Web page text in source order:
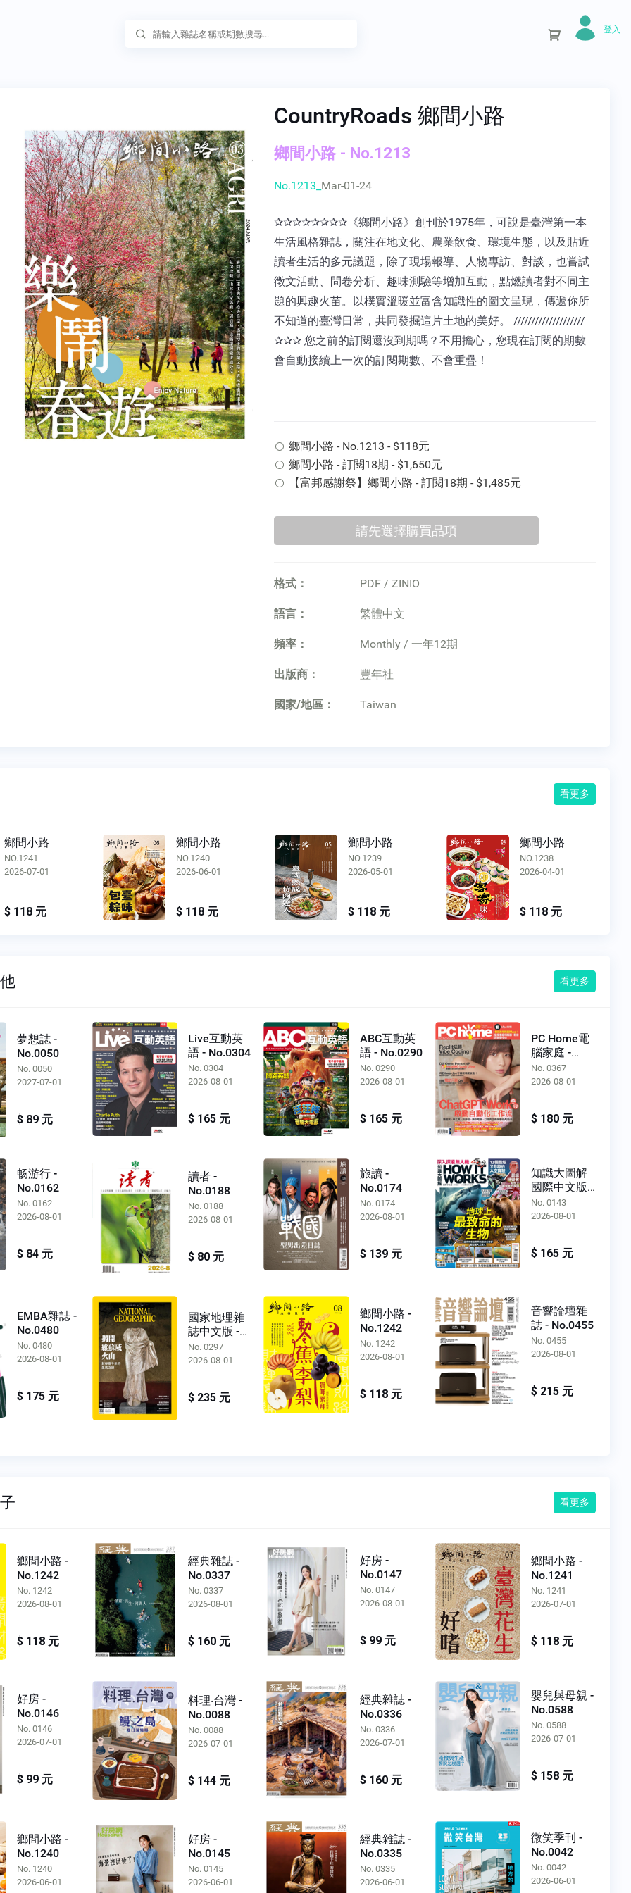
登入
CountryRoads 鄉間小路
鄉間小路 - No.1213
No.1213_ Mar-01-24
✰✰✰✰✰✰✰✰《鄉間小路》創刊於1975年，可說是臺灣第一本
生活風格雜誌，關注在地文化、農業飲食、環境生態，以及貼近
讀者生活的多元議題，除了現場報導、人物專訪、對談，也嘗試
徵文活動、問卷分析、趣味測驗等增加互動，點燃讀者對不同主
題的興趣火苗。以樸實溫暖並富含知識性的圖文呈現，傳遞你所
不知道的臺灣日常，共同發掘這片土地的美好。 ////////////////////
✰✰✰ 您之前的訂閱還沒到期嗎？不用擔心，您現在訂閱的期數
會自動接續上一次的訂閱期數、不會重疊！
鄉間小路 - No.1213 - $118元
鄉間小路 - 訂閱18期 - $1,650元
【富邦感謝祭】鄉間小路 - 訂閱18期 - $1,485元
格式： PDF / ZINIO
語言： 繁體中文
頻率： Monthly / 一年12期
出版商： 豐年社
國家/地區： Taiwan
看更多
鄉間小路
NO.1241
2026-07-01
$ 118 元
鄉間小路
NO.1240
2026-06-01
$ 118 元
鄉間小路
NO.1239
2026-05-01
$ 118 元
鄉間小路
NO.1238
2026-04-01
$ 118 元
看更多
夢想誌 -
No.0050
No. 0050
2027-07-01
$ 89 元
Live互動英
語 - No.0304
No. 0304
2026-08-01
$ 165 元
ABC互動英
語 - No.0290
No. 0290
2026-08-01
$ 165 元
PC Home電
腦家庭 -
No.0367
No. 0367
2026-08-01
$ 180 元
畅游行 -
No.0162
No. 0162
2026-08-01
$ 84 元
讀者 -
No.0188
No. 0188
2026-08-01
$ 80 元
旅讀 -
No.0174
No. 0174
2026-08-01
$ 139 元
知識大圖解
國際中文版 -
No.0143
No. 0143
2026-08-01
$ 165 元
EMBA雜誌 -
No.0480
No. 0480
2026-08-01
$ 175 元
國家地理雜
誌中文版 -
No.0297
No. 0297
2026-08-01
$ 235 元
鄉間小路 -
No.1242
No. 1242
2026-08-01
$ 118 元
音響論壇雜
誌 - No.0455
No. 0455
2026-08-01
$ 215 元
看更多
鄉間小路 -
No.1242
No. 1242
2026-08-01
$ 118 元
經典雜誌 -
No.0337
No. 0337
2026-08-01
$ 160 元
好房 -
No.0147
No. 0147
2026-08-01
$ 99 元
鄉間小路 -
No.1241
No. 1241
2026-07-01
$ 118 元
好房 -
No.0146
No. 0146
2026-07-01
$ 99 元
料理‧台灣 -
No.0088
No. 0088
2026-07-01
$ 144 元
經典雜誌 -
No.0336
No. 0336
2026-07-01
$ 160 元
嬰兒與母親 -
No.0588
No. 0588
2026-07-01
$ 158 元
鄉間小路 -
No.1240
No. 1240
2026-06-01
好房 -
No.0145
No. 0145
2026-06-01
經典雜誌 -
No.0335
No. 0335
2026-06-01
微笑季刊 -
No.0042
No. 0042
2026-06-01